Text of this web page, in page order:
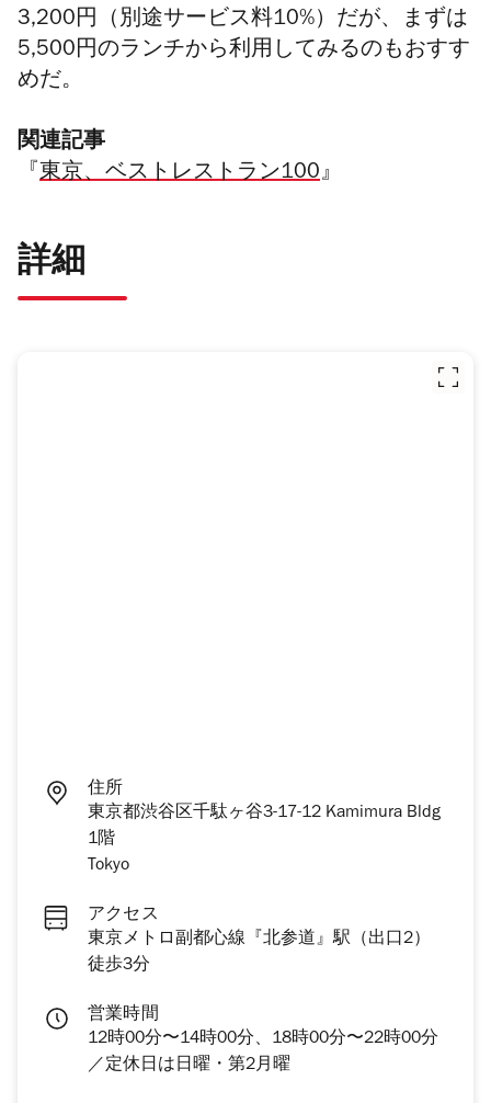
3,200円（別途サービス料10%）だが、まずは
5,500円のランチから利用してみるのもおすす
めだ。
関連記事
『 東京、ベストレストラン100』
詳細
住所
東京都渋谷区千駄ヶ谷3-17-12 Kamimura Bldg
1階
Tokyo
アクセス
東京メトロ副都心線『北参道』駅（出口2）
徒歩3分
営業時間
12時00分〜14時00分、18時00分〜22時00分
／定休日は日曜・第2月曜